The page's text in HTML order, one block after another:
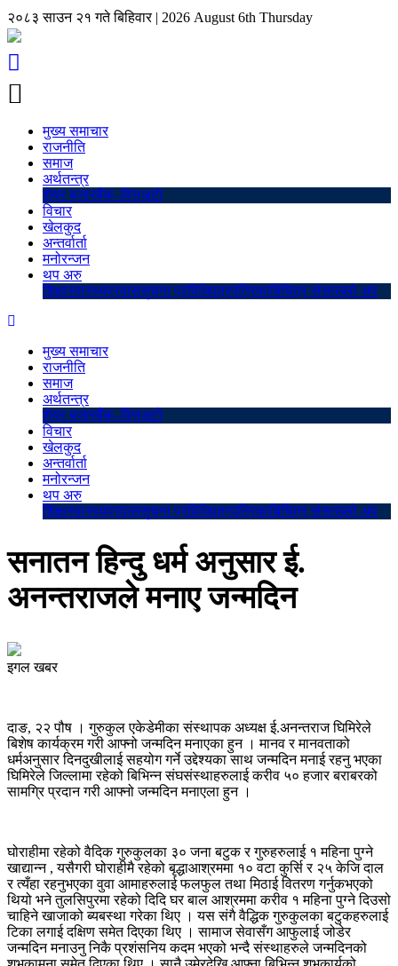
२०८३ साउन २१ गते बिहिवार | 2026 August 6th Thursday
मुख्य समाचार
राजनीति
समाज
अर्थतन्त्र
शेयर बजारबैंक–वित्तअटो
विचार
खेलकुद
अन्तर्वार्ता
मनोरन्जन
थप अरु
शिक्षास्वास्थ्यप्रवाससुचना प्रविधिपत्रपत्रिकाबिचित्र संसारब्लो अप
मुख्य समाचार
राजनीति
समाज
अर्थतन्त्र
शेयर बजारबैंक–वित्तअटो
विचार
खेलकुद
अन्तर्वार्ता
मनोरन्जन
थप अरु
शिक्षास्वास्थ्यप्रवाससुचना प्रविधिपत्रपत्रिकाबिचित्र संसारब्लो अप
सनातन हिन्दु धर्म अनुसार ई.
अनन्तराजले मनाए जन्मदिन
इगल खबर
दाङ, २२ पौष । गुरुकुल एकेडेमीका संस्थापक अध्यक्ष ई.अनन्तराज घिमिरेले
बिशेष कार्यक्रम गरी आफ्नो जन्मदिन मनाएका हुन । मानव र मानवताको
धर्मअनुसार दिनदुखीलाई सहयोग गर्ने उद्देश्यका साथ जन्मदिन मनाई रहनु भएका
घिमिरेले जिल्लामा रहेको बिभिन्न संघसंस्थाहरुलाई करीव ५० हजार बराबरको
सामग्रि प्रदान गरी आफ्नो जन्मदिन मनाएला हुन ।
घोराहीमा रहेको वैदिक गुरुकुलका ३० जना बटुक र गुरुहरुलाई १ महिना पुग्ने
खाद्यान्न , यसैगरी घोराहीमै रहेको बृद्धाआश्रममा १० वटा कुर्सि र २५ केजि दाल
र त्यँहा रहनुभएका वुवा आमाहरुलाई फलफुल तथा मिठाई वितरण गर्नुकभएको
थियो भने तुलसिपुरमा रहेको दिदि घर बाल आश्रममा करीव १ महिना पुग्ने दिउसो
चाहिने खाजाको ब्यबस्था गरेका थिए । यस संगै वैद्धिक गुरुकुलका बटुकहरुलाई
टिका लगाई दक्षिण समेत दिएका थिए । सामाज सेवासँग आफुलाई जोडेर
जन्मदिन मनाउनु निकै प्रशंसनिय कदम भएको भन्दै संस्थाहरुले जन्मदिनको